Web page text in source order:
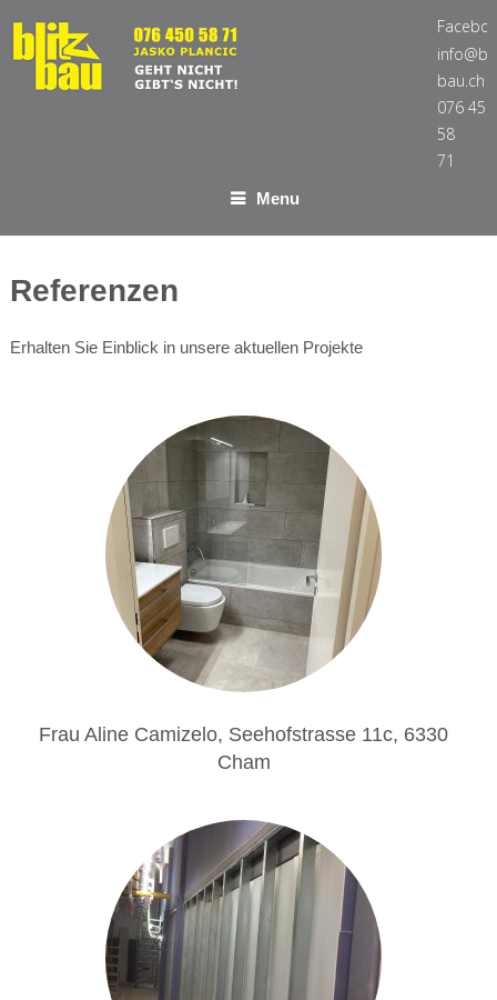
bau.ch
076 450
58
71
Menu
Referenzen
Erhalten Sie Einblick in unsere aktuellen Projekte
Frau Aline Camizelo, Seehofstrasse 11c, 6330
Cham